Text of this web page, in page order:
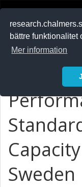
bättre funktionalitet
Mer information
Sweden